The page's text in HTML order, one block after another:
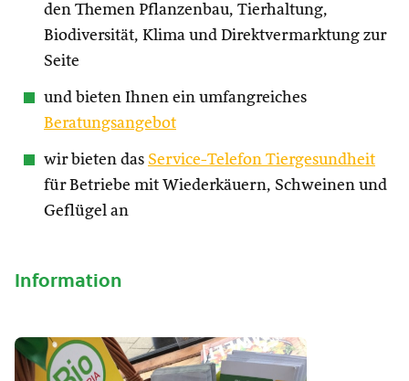
den Themen Pflanzenbau, Tierhaltung,
Biodiversität, Klima und Direktvermarktung zur
Seite
und bieten Ihnen ein umfangreiches
Beratungsangebot
wir bieten das Service-Telefon Tiergesundheit
für Betriebe mit Wiederkäuern, Schweinen und
Geflügel an
Information